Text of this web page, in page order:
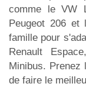
comme le VW
Peugeot 206
famille pour
Renault
Minibus. Prenez
de faire le